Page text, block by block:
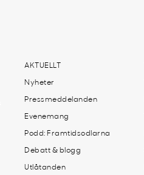
AKTUELLT
Nyheter
Pressmeddelanden
Evenemang
Podd: Framtidsodlarna
Debatt & blogg
Utlåtanden